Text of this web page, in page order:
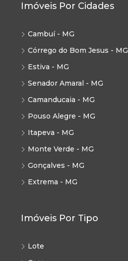
Imóveis Por Cidades
Cambuí - MG
Córrego do Bom Jesus - MG
Estiva - MG
Senador Amaral - MG
Camanducaia - MG
Pouso Alegre - MG
Itapeva - MG
Monte Verde - MG
Gonçalves - MG
Extrema - MG
Imóveis Por Tipo
Lote